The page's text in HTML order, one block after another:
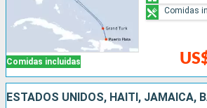
Comidas incluidas
Comidas